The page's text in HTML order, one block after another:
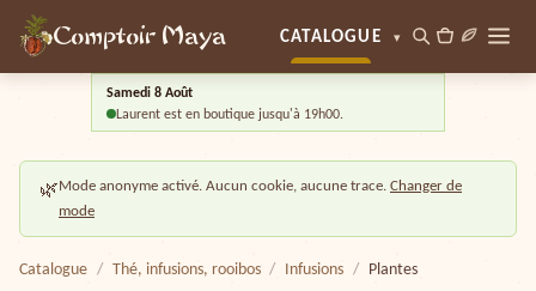
Comptoir Maya CATALOGUE ▾
Samedi 8 Août
Laurent est en boutique jusqu'à 19h00.
🌿Mode anonyme activé. Aucun cookie, aucune trace.Changer de
mode
Catalogue / Thé, infusions, rooibos / Infusions / Plantes